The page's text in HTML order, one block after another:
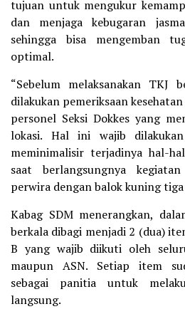
tujuan untuk mengukur
dan menjaga kebugaran
sehingga bisa mengemban
optimal.
“Sebelum melaksanakan TKJ
dilakukan pemeriksaan
personel Seksi Dokkes yang
lokasi. Hal ini wajib
meminimalisir terjadinya hal-
saat berlangsungnya
perwira dengan balok kuning
Kabag SDM menerangkan,
berkala dibagi menjadi 2 (dua)
B yang wajib diikuti oleh
maupun ASN. Setiap item
sebagai panitia untuk
langsung.